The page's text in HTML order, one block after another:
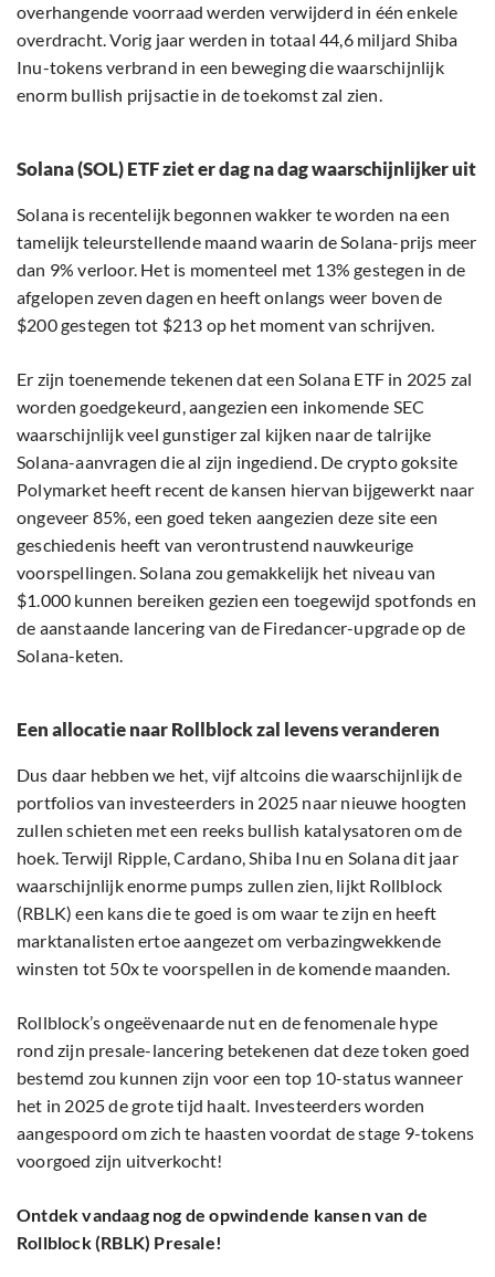
overhangende voorraad werden verwijderd in één enkele
overdracht. Vorig jaar werden in totaal 44,6 miljard Shiba
Inu-tokens verbrand in een beweging die waarschijnlijk
enorm bullish prijsactie in de toekomst zal zien.
Solana (SOL) ETF ziet er dag na dag waarschijnlijker uit
Solana is recentelijk begonnen wakker te worden na een
tamelijk teleurstellende maand waarin de Solana-prijs meer
dan 9% verloor. Het is momenteel met 13% gestegen in de
afgelopen zeven dagen en heeft onlangs weer boven de
$200 gestegen tot $213 op het moment van schrijven.
Er zijn toenemende tekenen dat een Solana ETF in 2025 zal
worden goedgekeurd, aangezien een inkomende SEC
waarschijnlijk veel gunstiger zal kijken naar de talrijke
Solana-aanvragen die al zijn ingediend. De crypto goksite
Polymarket heeft recent de kansen hiervan bijgewerkt naar
ongeveer 85%, een goed teken aangezien deze site een
geschiedenis heeft van verontrustend nauwkeurige
voorspellingen. Solana zou gemakkelijk het niveau van
$1.000 kunnen bereiken gezien een toegewijd spotfonds en
de aanstaande lancering van de Firedancer-upgrade op de
Solana-keten.
Een allocatie naar Rollblock zal levens veranderen
Dus daar hebben we het, vijf altcoins die waarschijnlijk de
portfolios van investeerders in 2025 naar nieuwe hoogten
zullen schieten met een reeks bullish katalysatoren om de
hoek. Terwijl Ripple, Cardano, Shiba Inu en Solana dit jaar
waarschijnlijk enorme pumps zullen zien, lijkt Rollblock
(RBLK) een kans die te goed is om waar te zijn en heeft
marktanalisten ertoe aangezet om verbazingwekkende
winsten tot 50x te voorspellen in de komende maanden.
Rollblock’s ongeëvenaarde nut en de fenomenale hype
rond zijn presale-lancering betekenen dat deze token goed
bestemd zou kunnen zijn voor een top 10-status wanneer
het in 2025 de grote tijd haalt. Investeerders worden
aangespoord om zich te haasten voordat de stage 9-tokens
voorgoed zijn uitverkocht!
Ontdek vandaag nog de opwindende kansen van de
Rollblock (RBLK) Presale!